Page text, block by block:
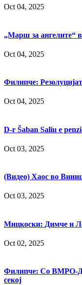
Oct 04, 2025
„Марш за ангелите“
Oct 04, 2025
Филипче:
Oct 04, 2025
D-r Šaban Saliu e
Oct 03, 2025
(Видео) Хаос во
Oct 03, 2025
Мицкоски: Димче и
Oct 02, 2025
Филипче: Со ВМРО-
секој